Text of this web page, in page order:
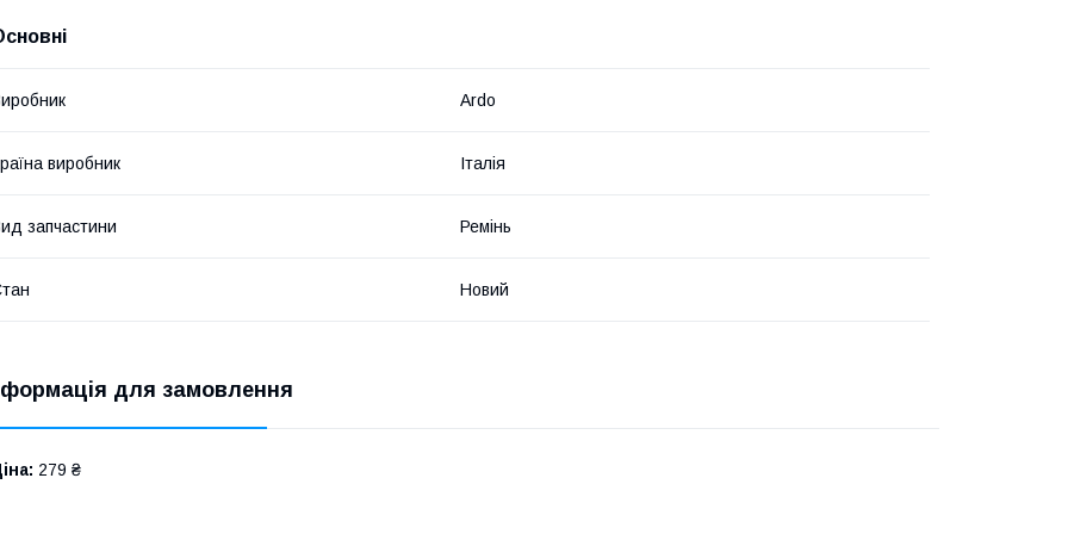
Ardo
виробник Італія
запчастини Ремінь
Новий
для замовлення
279 ₴